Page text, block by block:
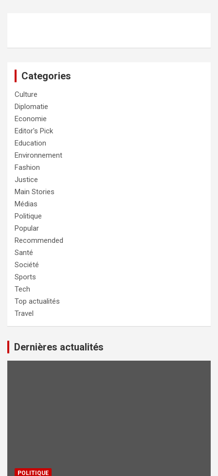
Categories
Culture
Diplomatie
Economie
Editor's Pick
Education
Environnement
Fashion
Justice
Main Stories
Médias
Politique
Popular
Recommended
Santé
Société
Sports
Tech
Top actualités
Travel
Dernières actualités
POLITIQUE